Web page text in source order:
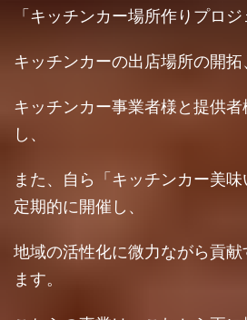
「キッチンカー場所作りプロジ
キッチンカーの出店場所の開拓
キッチンカー事業者様と提供
し、
また、自ら「キッチンカー美
定期的に開催し、
地域の活性化に微力ながら貢
ます。